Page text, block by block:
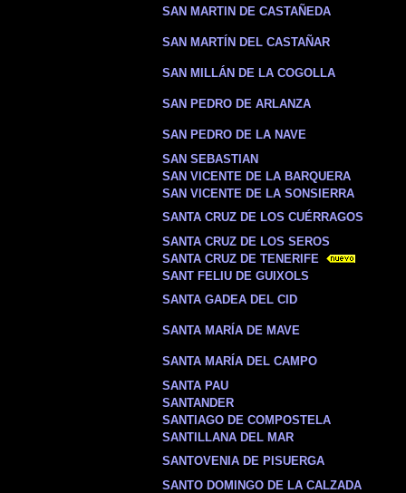
SAN MARTIN DE CASTAÑEDA
SAN MARTÍN DEL CASTAÑAR
SAN MILLÁN DE LA COGOLLA
SAN PEDRO DE ARLANZA
SAN PEDRO DE LA NAVE
SAN SEBASTIAN
SAN VICENTE DE LA BARQUERA
SAN VICENTE DE LA SONSIERRA
SANTA CRUZ DE LOS CUÉRRAGOS
SANTA CRUZ DE LOS SEROS
SANTA CRUZ DE TENERIFE
SANT FELIU DE GUIXOLS
SANTA GADEA DEL CID
SANTA MARÍA DE MAVE
SANTA MARÍA DEL CAMPO
SANTA PAU
SANTANDER
SANTIAGO DE COMPOSTELA
SANTILLANA DEL MAR
SANTOVENIA DE PISUERGA
SANTO DOMINGO DE LA CALZADA